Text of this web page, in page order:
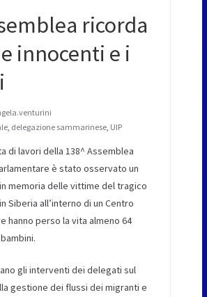
ricorda
innocenti e i
, delegazione sammarinese, UIP
di lavori della 138^ Assemblea
è stato osservato un
memoria delle vittime del tragico
Siberia all’interno di un Centro
hanno perso la vita almeno 64
gli interventi dei delegati sul
gestione dei flussi dei migranti e